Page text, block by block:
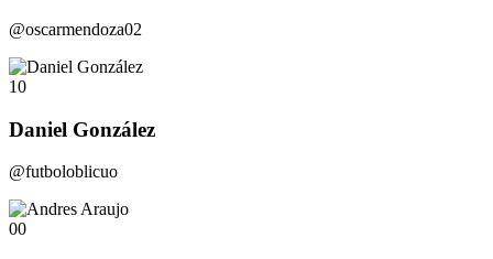
@oscarmendoza02
10
Daniel González
@futboloblicuo
00